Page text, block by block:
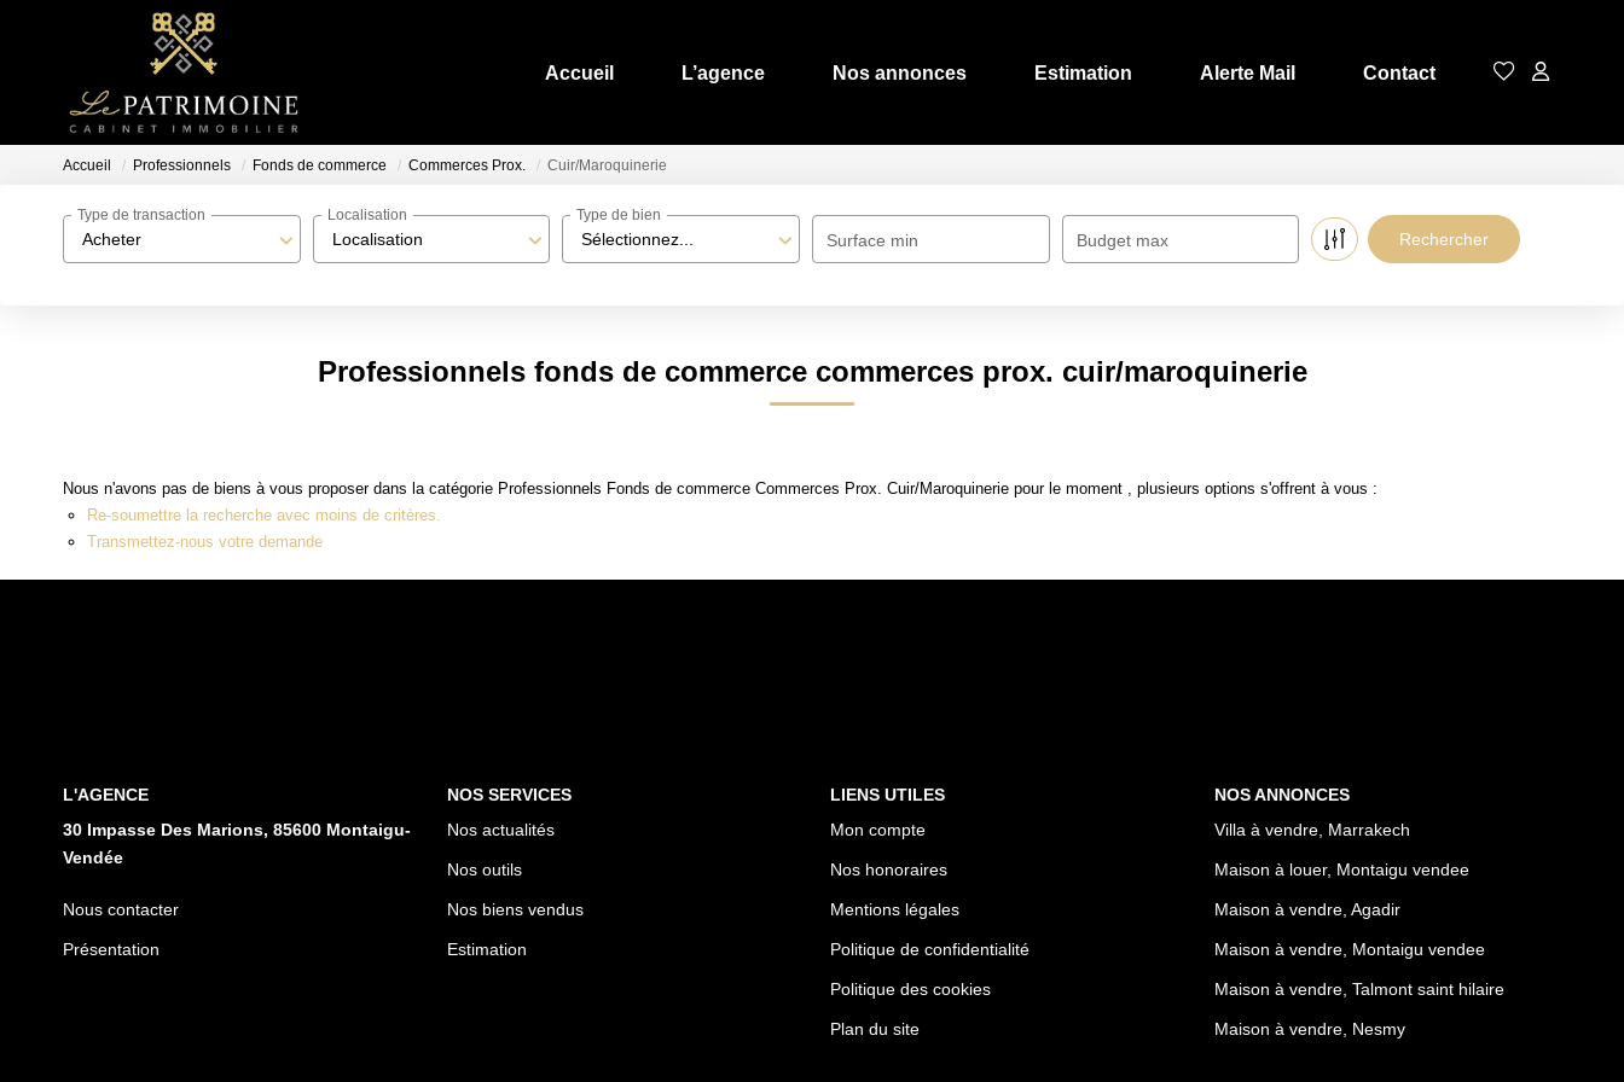
Accueil L’agence Nos annonces Estimation Alerte Mail Contact
Accueil Professionnels Fonds de commerce Commerces Prox. Cuir/Maroquinerie
Acheter
Type de transaction
Localisation
Localisation
Sélectionnez...
Type de bien
Surface min Budget max
Professionnels fonds de commerce commerces prox. cuir/maroquinerie
Nous n'avons pas de biens à vous proposer dans la catégorie Professionnels Fonds de commerce Commerces Prox. Cuir/Maroquinerie pour le moment , plusieurs options s'offrent à vous :
Re-soumettre la recherche avec moins de critères.
Transmettez-nous votre demande
L'AGENCE
30 Impasse Des Marions, 85600 Montaigu-
Vendée
Nous contacter
Présentation
NOS SERVICES
Nos actualités
Nos outils
Nos biens vendus
Estimation
LIENS UTILES
Mon compte
Nos honoraires
Mentions légales
Politique de confidentialité
Politique des cookies
Plan du site
NOS ANNONCES
Villa à vendre, Marrakech
Maison à louer, Montaigu vendee
Maison à vendre, Agadir
Maison à vendre, Montaigu vendee
Maison à vendre, Talmont saint hilaire
Maison à vendre, Nesmy